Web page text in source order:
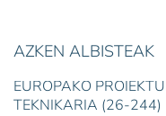
AZKEN ALBISTEAK
EUROPAKO
TEKNIKARIA (26-244)